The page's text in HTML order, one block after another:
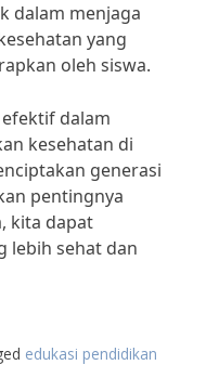
dalam menjaga
yang
oleh siswa.
dalam
kesehatan di
generasi
pentingnya
kita dapat
lebih sehat dan
edukasi pendidikan